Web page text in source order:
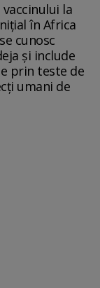
la
în Africa
cunosc
şi include
prin teste de
umani de